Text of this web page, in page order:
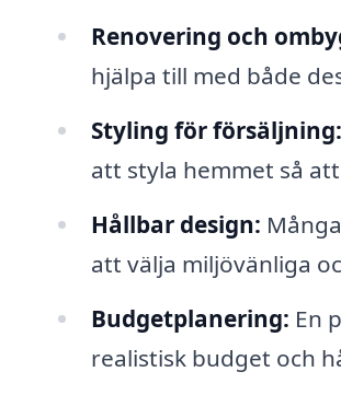
Renovering och
hjälpa till med både
Styling för försäljning:
att styla hemmet så
Hållbar design:
att välja miljövänliga
Budgetplanering: En
realistisk budget och